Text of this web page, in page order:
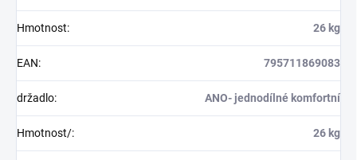
Hmotnost: 26 kg
EAN: 795711869083
držadlo: ANO- jednodílné komfortní
Hmotnost/: 26 kg